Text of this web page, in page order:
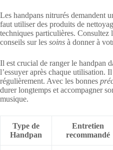
Les handpans nitrurés demandent
faut utiliser des produits de
techniques particulières. Consultez
conseils sur les soins à donner à
Il est crucial de ranger le handpan
l’essuyer après chaque utilisation.
régulièrement. Avec les bonnes
durer longtemps et accompagner
musique.
Type de
Handpan
Entretien
recommandé